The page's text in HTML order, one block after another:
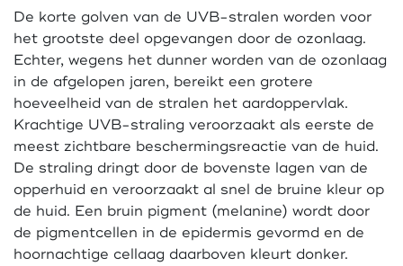
De korte golven van de UVB-stralen worden voor
het grootste deel opgevangen door de ozonlaag.
Echter, wegens het dunner worden van de ozonlaag
in de afgelopen jaren, bereikt een grotere
hoeveelheid van de stralen het aardoppervlak.
Krachtige UVB-straling veroorzaakt als eerste de
meest zichtbare beschermingsreactie van de huid.
De straling dringt door de bovenste lagen van de
opperhuid en veroorzaakt al snel de bruine kleur op
de huid. Een bruin pigment (melanine) wordt door
de pigmentcellen in de epidermis gevormd en de
hoornachtige cellaag daarboven kleurt donker.